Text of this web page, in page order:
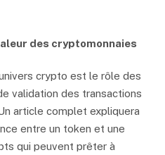
des cryptomonnaies
crypto est le rôle des
validation des transactions
article complet expliquera
entre un token et une
qui peuvent prêter à